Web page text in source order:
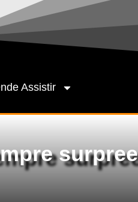
Assistir